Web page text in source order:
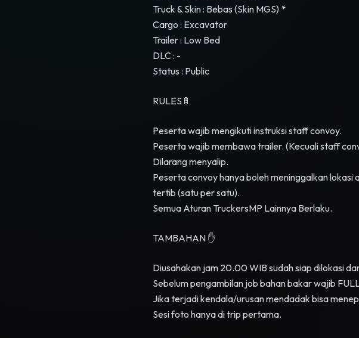
Truck & Skin : Bebas (Skin MGS) *
Cargo : Excavator
Trailer : Low Bed
DLC : -
Status : Public
RULES 🚦
Peserta wajib mengikuti instruksi staff convoy.
Peserta wajib membawa trailer. (Kecuali staff
Dilarang menyalip.
Peserta convoy hanya boleh meninggalkan
tertib (satu per satu).
Semua Aturan TruckersMP Lainnya Berlaku.
TAMBAHAN ✋
Diusahakan jam 20.00 WIB sudah siap dilokasi
Sebelum pengambilan job bahan bakar wajib
Jika terjadi kendala/urusan mendadak bisa
Sesi foto hanya di trip pertama.